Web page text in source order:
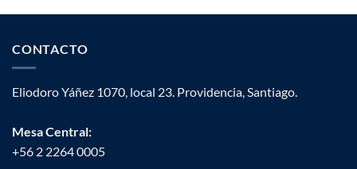
CONTACTO
Eliodoro Yáñez 1070, local 23. Providencia, Santiago.
Mesa Central:
+56 2 2264 0005